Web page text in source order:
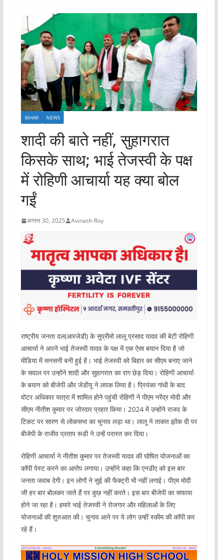
BIHAR NEWS
शादी की बाते नहीं, सुहागरात
किसके साथ; भाई तेजस्वी के पक्ष
में रोहिणी आचार्या यह क्या बोल
गईं
अगस्त 30, 2025 Avinash Roy
राष्ट्रीय जनता दल(आरजेडी) के सुप्रीमो लालू प्रसाद यादव की बेटी रोहिणी
आचार्या ने अपने भाई तेजस्वी यादव के पक्ष में एक ऐसा बयान दिया है जो
मीडिया में सनसनी बनी हुई है। भाई तेजस्वी को बिहार का सीएम बनाए जाने
के सवाल पर उन्होंने शादी और सुहागरात का राग छेड़ दिया। रोहिणी आचार्या
के बयान को बीजेपी और जेडीयू ने लपक लिया है। प्रियंका गांधी के बाद
वोटर अधिकार यात्रा में शामिल होने पहुंची रोहिणी ने पीएम नरेंद्र मोदी और
सीएम नीतीश कुमार पर जोरदार प्रहार किया। 2024 में उन्होंने राजद के
टिकट पर सारण से लोकसभा का चुनाव लड़ा था। लालू ने ताकत झोंक दी पर
बीजेपी के राजीव प्रताप रूडी ने उन्हें परास्त कर दिया।
रोहिणी आचार्या ने नीतीश कुमार पर तेजस्वी यादव की घोषित योजनाओं का
कॉपी पेस्ट करने का आरोप लगाया। उन्होंने कहा कि एनडीए को इस बार
जनता जवाब देगी। इन लोगों ने सुई की फैक्ट्री भी नहीं लगाई। पीएम मोदी
जी हर बार बोलकर जाते हैं पर कुछ नहीं करते। इस बार बीजेपी का सफाया
होने जा रहा है। हमारे भाई तेजस्वी ने रोजगार और महिलाओं के लिए
योजनाओं की शुरुआत की। चुनाव आने पर ये लोग उन्हीं स्कीम की कॉपी कर
रहे हैं।